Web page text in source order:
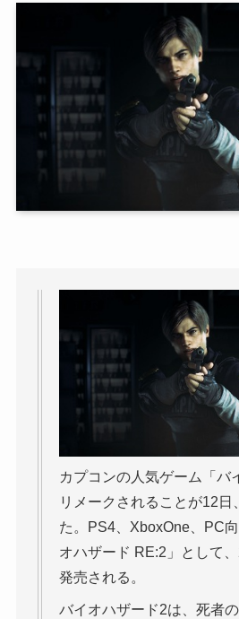
カプコンの人気ゲーム「バ
リメークされることが12日
た。PS4、XboxOne、PC
オハザード RE:2」として
発売される。
バイオハザード2は、死者